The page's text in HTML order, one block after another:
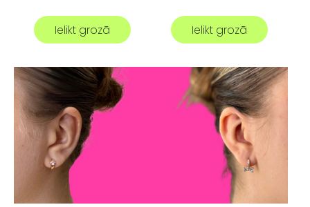
Ielikt grozā Ielikt grozā